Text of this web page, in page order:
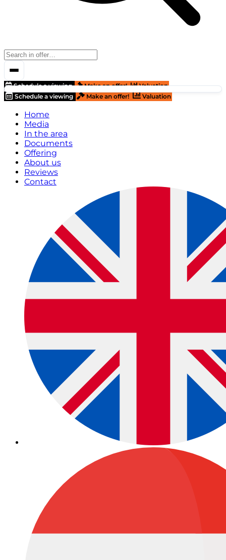
Schedule a viewing Make an offer!
Valuation
Schedule a viewing
Make an offer! Valuation
Home
Media
In the area
Documents
Offering
About us
Reviews
Contact